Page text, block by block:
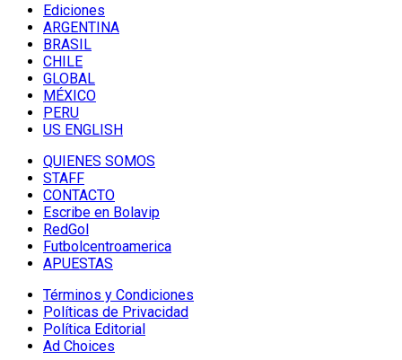
Ediciones
ARGENTINA
BRASIL
CHILE
GLOBAL
MÉXICO
PERU
US ENGLISH
QUIENES SOMOS
STAFF
CONTACTO
Escribe en Bolavip
RedGol
Futbolcentroamerica
APUESTAS
Términos y Condiciones
Políticas de Privacidad
Política Editorial
Ad Choices